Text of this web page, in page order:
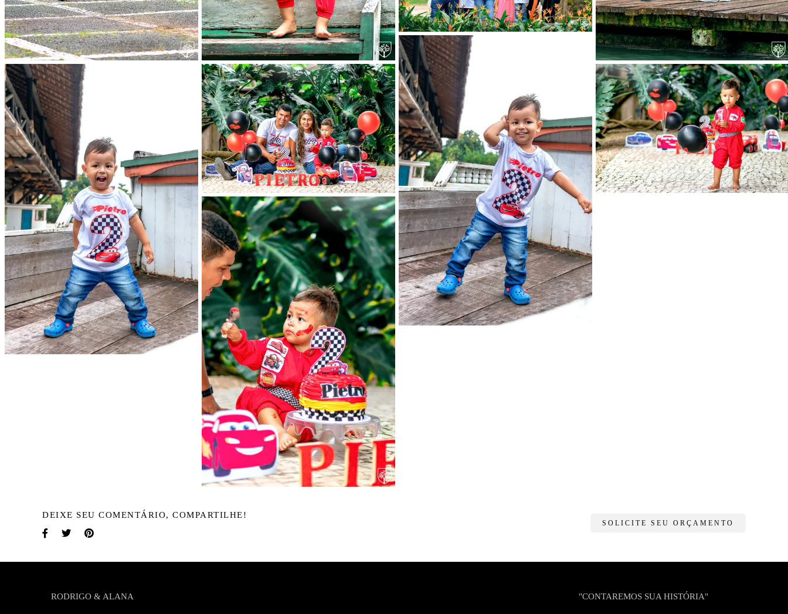
DEIXE SEU COMENTÁRIO, COMPARTILHE!
SOLICITE SEU ORÇAMENTO
RODRIGO & ALANA "CONTAREMOS SUA HISTÓRIA"